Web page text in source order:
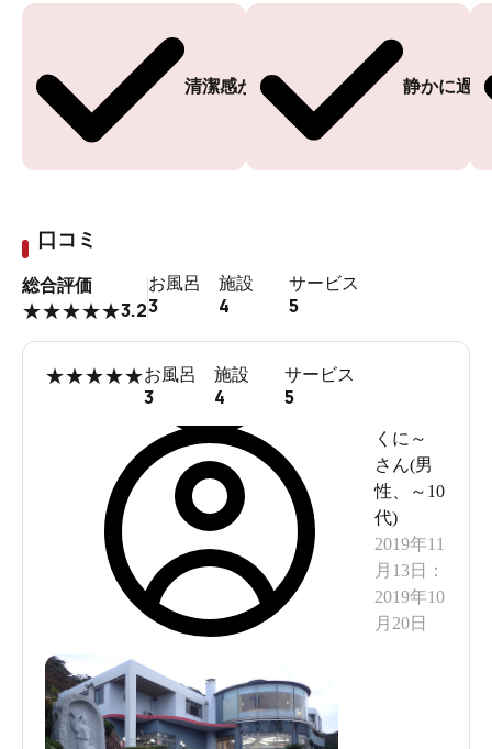
清潔感がある 静かに過
口コミ
総合評価
★★★★★3.2
お風呂
3
施設
4
サービス
5
★★★★★お風呂
3
施設
4
サービス
5
くに～
さん(男
性
～10
代)
2019年11
月13日
：
2019年10
月20日